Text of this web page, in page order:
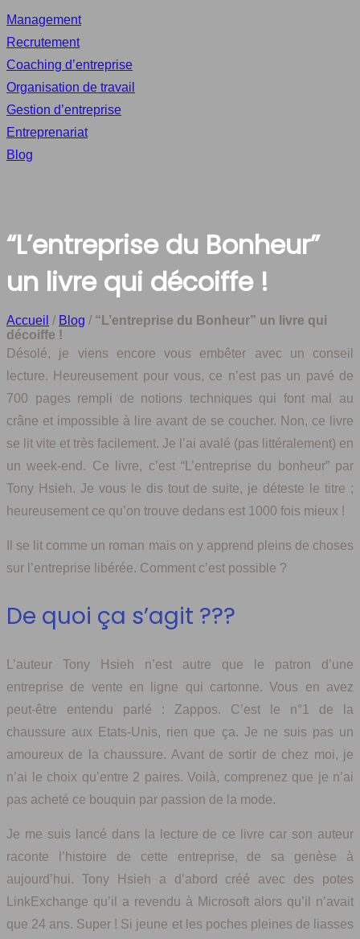
Management
Recrutement
Coaching d’entreprise
Organisation de travail
Gestion d’entreprise
Entreprenariat
Blog
“L’entreprise du Bonheur”
un livre qui décoiffe !
Accueil / Blog / “L’entreprise du Bonheur” un livre qui
décoiffe !
Désolé, je viens encore vous embêter avec un conseil
lecture. Heureusement pour vous, ce n’est pas un pavé de
700 pages rempli de notions techniques qui font mal au
crâne et impossible à lire avant de se coucher. Non, ce livre
se lit vite et très facilement. Je l’ai avalé (pas littéralement) en
un week-end. Ce livre, c’est “L’entreprise du bonheur” par
Tony Hsieh. Je vous le dis tout de suite, je déteste le titre ;
heureusement ce qu’on trouve dedans est 1000 fois mieux !
Il se lit comme un roman mais on y apprend pleins de choses
sur l’entreprise libérée. Comment c’est possible ?
De quoi ça s’agit ???
L’auteur Tony Hsieh n’est autre que le patron d’une
entreprise de vente en ligne qui cartonne. Vous en avez
peut-être entendu parlé : Zappos. C’est le n°1 de la
chaussure aux Etats-Unis, rien que ça. Je ne suis pas un
amoureux de la chaussure. Avant de sortir de chez moi, je
n’ai le choix qu’entre 2 paires. Voilà, comprenez que je n’ai
pas acheté ce bouquin par passion de la mode.
Je me suis lancé dans la lecture de ce livre car son auteur
raconte l’histoire de cette entreprise, de sa genèse à
aujourd’hui. Tony Hsieh a d’abord créé avec des potes
LinkExchange qu’il a revendu à Microsoft alors qu’il n’avait
que 24 ans. Super ! Si jeune et les poches pleines de liasses